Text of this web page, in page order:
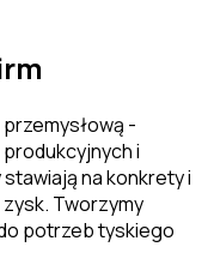
-
i
na konkrety i
Tworzymy
potrzeb tyskiego